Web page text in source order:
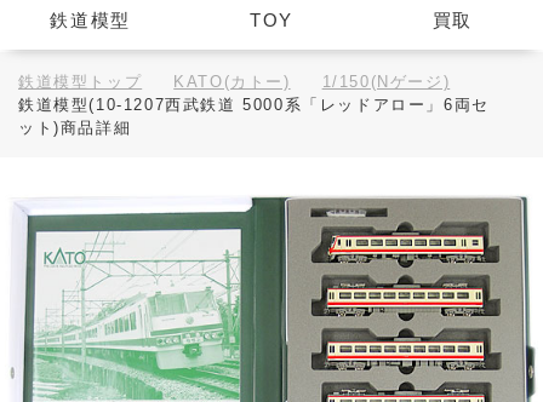
鉄道模型 TOY 買取
鉄道模型トップ KATO(カトー)
1/150(Nゲージ)
鉄道模型(10-1207西武鉄道 5000系「レッドアロー」6両セ
ット)商品詳細